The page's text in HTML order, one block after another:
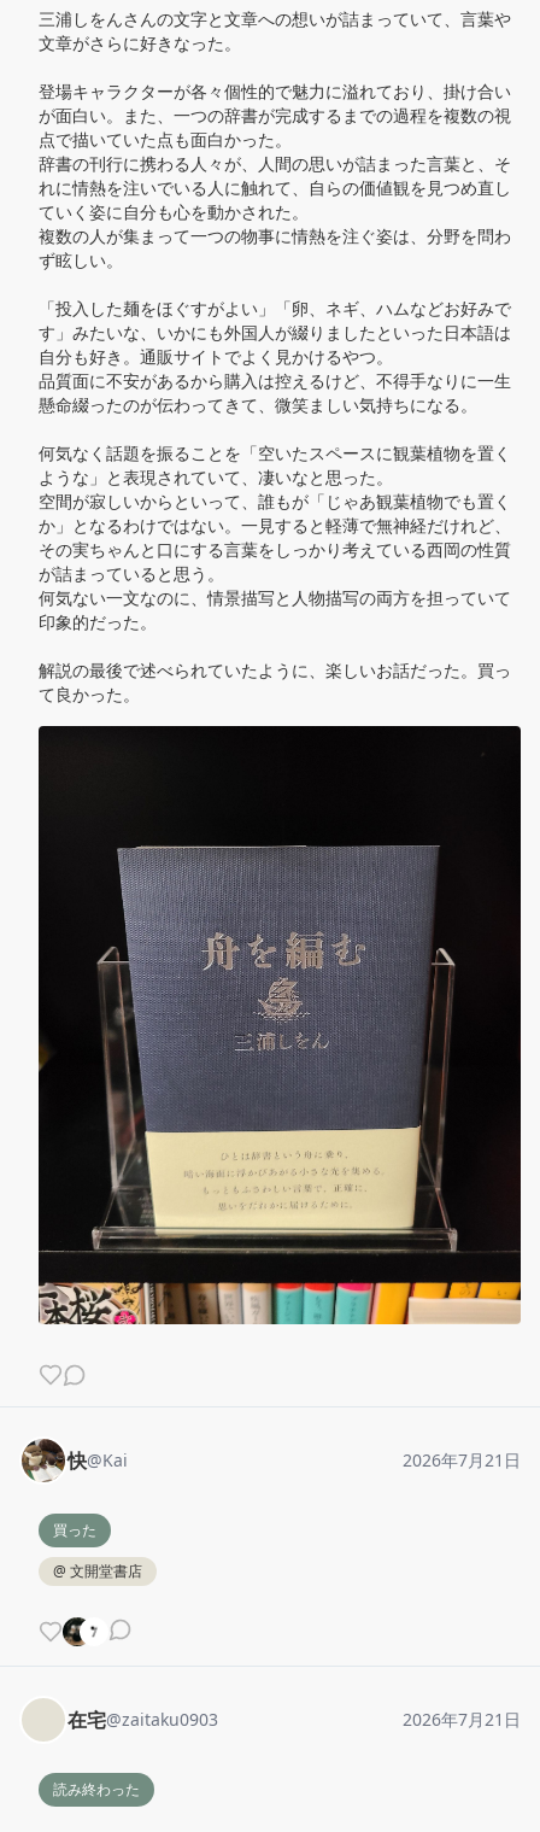
三浦しをんさんの文字と文章への想いが詰まっていて、言葉や
文章がさらに好きなった。
登場キャラクターが各々個性的で魅力に溢れており、掛け合い
が面白い。また、一つの辞書が完成するまでの過程を複数の視
点で描いていた点も面白かった。
辞書の刊行に携わる人々が、人間の思いが詰まった言葉と、そ
れに情熱を注いでいる人に触れて、自らの価値観を見つめ直し
ていく姿に自分も心を動かされた。
複数の人が集まって一つの物事に情熱を注ぐ姿は、分野を問わ
ず眩しい。
「投入した麺をほぐすがよい」「卵、ネギ、ハムなどお好みで
す」みたいな、いかにも外国人が綴りましたといった日本語は
自分も好き。通販サイトでよく見かけるやつ。
品質面に不安があるから購入は控えるけど、不得手なりに一生
懸命綴ったのが伝わってきて、微笑ましい気持ちになる。
何気なく話題を振ることを「空いたスペースに観葉植物を置く
ような」と表現されていて、凄いなと思った。
空間が寂しいからといって、誰もが「じゃあ観葉植物でも置く
か」となるわけではない。一見すると軽薄で無神経だけれど、
その実ちゃんと口にする言葉をしっかり考えている西岡の性質
が詰まっていると思う。
何気ない一文なのに、情景描写と人物描写の両方を担っていて
印象的だった。
解説の最後で述べられていたように、楽しいお話だった。買っ
て良かった。
快@Kai 2026年7月21日
買った
@ 文開堂書店
在宅@zaitaku0903 2026年7月21日
読み終わった